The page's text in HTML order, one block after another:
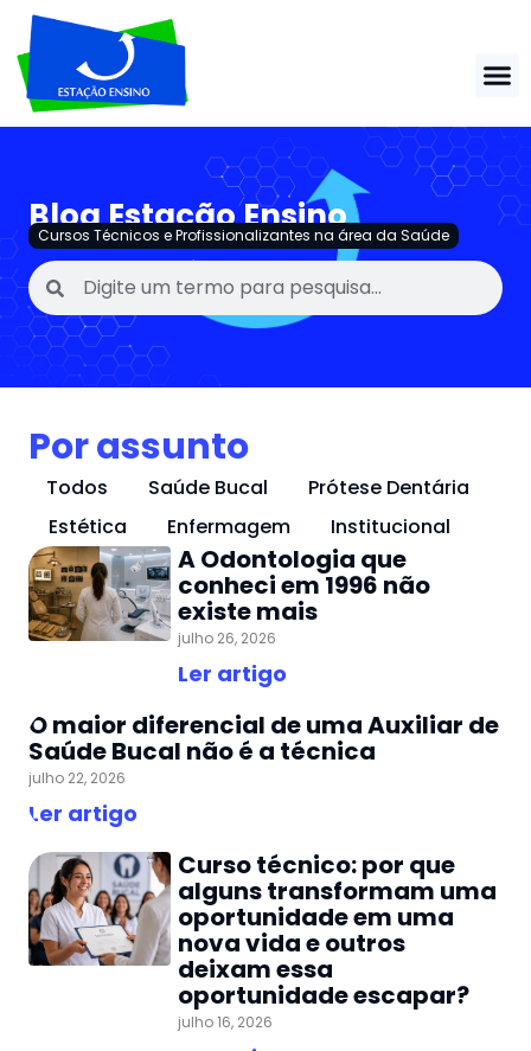
Blog Estação Ensino
Cursos Técnicos e Profissionalizantes na área da Saúde
Por assunto
Todos Saúde Bucal
Prótese Dentária
Estética
Enfermagem Institucional
A Odontologia que
conheci em 1996 não
existe mais
julho 26, 2026
Ler artigo
O maior diferencial de uma Auxiliar de
Saúde Bucal não é a técnica
julho 22, 2026
Ler artigo
Curso técnico: por que
alguns transformam uma
oportunidade em uma
nova vida e outros
deixam essa
oportunidade escapar?
julho 16, 2026